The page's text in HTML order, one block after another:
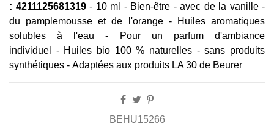
: 4211125681319- 10 ml - Bien-être - avec de la vanille -
du pamplemousse et de l'orange - Huiles aromatiques
solubles à l'eau - Pour un parfum d'ambiance
individuel - Huiles bio 100 % naturelles - sans produits
synthétiques - Adaptées aux produits LA 30 de Beurer
BEHU15266